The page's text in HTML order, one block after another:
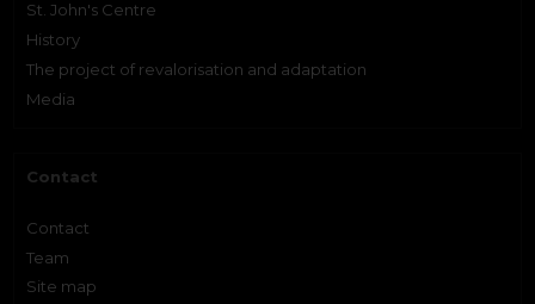
St. John's Centre
History
The project of revalorisation and adaptation
Media
Contact
Contact
Team
Site map